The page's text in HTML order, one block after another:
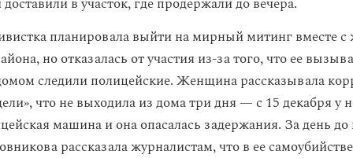
планировала выйти на мирный митинг вместе
но отказалась от участия из-за того, что ее
следили полицейские. Женщина рассказывала
что не выходила из дома три дня — с 15 декабря у
машина и она опасалась задержания. За день
рассказала журналистам, что в ее